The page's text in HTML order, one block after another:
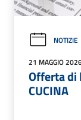
NOTIZIE
21 MAGGIO
Offerta di
CUCINA